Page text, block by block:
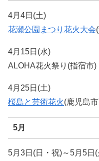
4月4日(土)
花瀬公園まつり花火大会
4月15日(水)
ALOHA花火祭り(指宿市)
4月25日(土)
桜島と芸術花火(鹿児島
5月
5月3日(日・祝)～5月5日